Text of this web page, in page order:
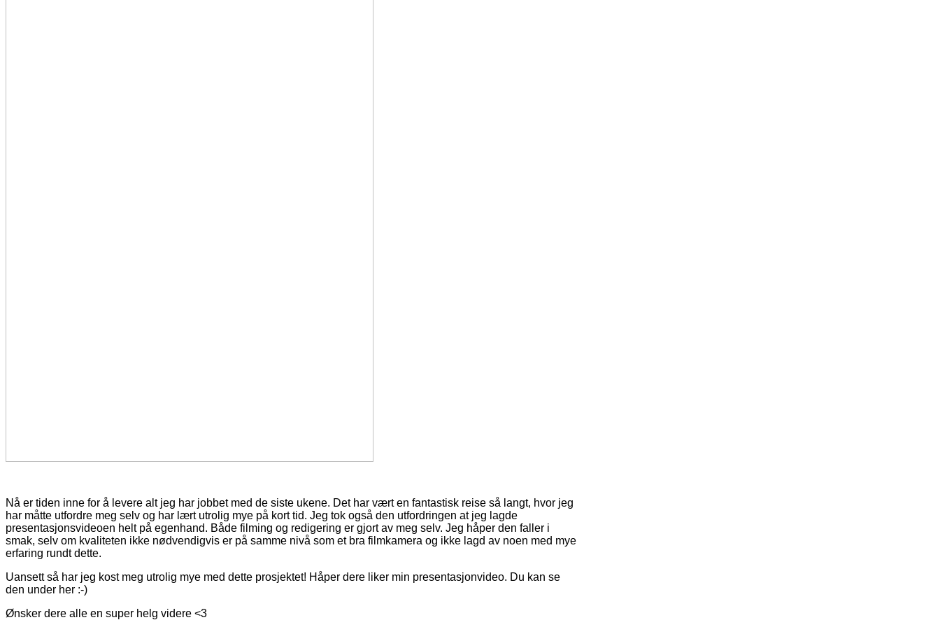
Nå er tiden inne for å levere alt jeg har jobbet med de siste ukene. Det har vært en fantastisk reise så langt, hvor jeg
har måtte utfordre meg selv og har lært utrolig mye på kort tid. Jeg tok også den utfordringen at jeg lagde
presentasjonsvideoen helt på egenhand. Både filming og redigering er gjort av meg selv. Jeg håper den faller i
smak, selv om kvaliteten ikke nødvendigvis er på samme nivå som et bra filmkamera og ikke lagd av noen med mye
erfaring rundt dette.
Uansett så har jeg kost meg utrolig mye med dette prosjektet! Håper dere liker min presentasjonvideo. Du kan se
den under her :-)
Ønsker dere alle en super helg videre <3